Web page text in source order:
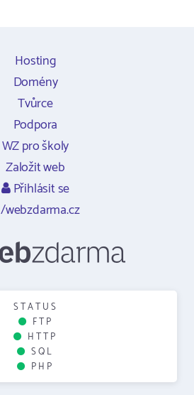
Hosting
Domény
Tvůrce
Podpora
WZ pro školy
Založit web
Přihlásit se
/webzdarma.cz
STATUS
FTP
HTTP
SQL
PHP